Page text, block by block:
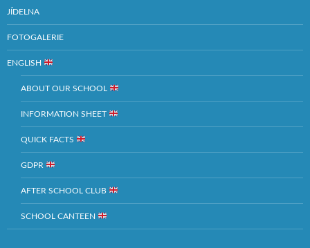
JÍDELNA
FOTOGALERIE
ENGLISH
ABOUT OUR SCHOOL
INFORMATION SHEET
QUICK FACTS
GDPR
AFTER SCHOOL CLUB
SCHOOL CANTEEN